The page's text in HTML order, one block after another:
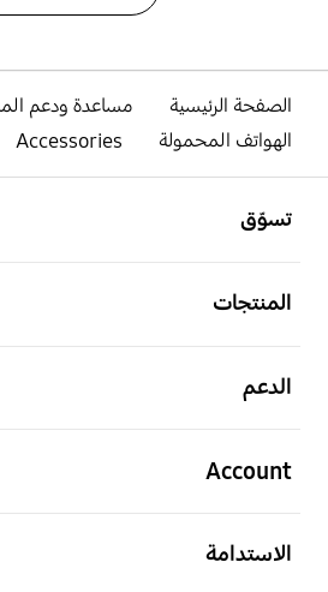
الصفحة الرئيسية
مساعدة ودعم
الهواتف المحمولة
Accessories
تسوّق
المنتجات
الدعم
Account
الاستدامة